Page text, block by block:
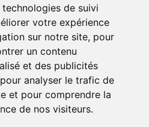
de suivi
votre expérience
sur notre site, pour
un contenu
et des publicités
analyser le trafic de
et pour comprendre la
de nos visiteurs.
sociaux
d’Amiens vous souhaitent de
pharmaceutiques,
parapharmaceutiques, beauté et